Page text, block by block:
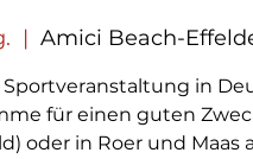
  |
Amici Beach-
in
für einen guten
oder in Roer und Maas